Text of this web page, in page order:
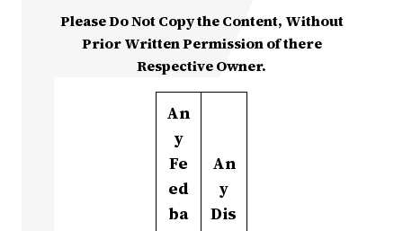
Please Do Not Copy the Content, Without
Prior Written Permission of there
Respective Owner.
An
y
Fe
ed
ba
An
y
Dis